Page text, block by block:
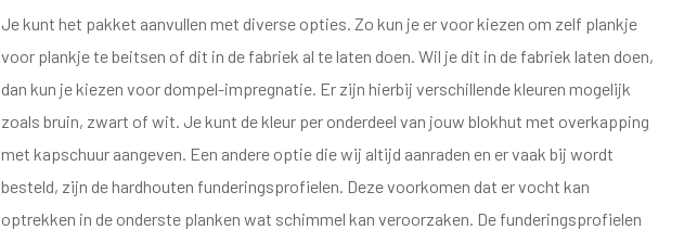
Je kunt het pakket aanvullen met diverse opties. Zo kun je er voor kiezen om zelf plankje
voor plankje te beitsen of dit in de fabriek al te laten doen. Wil je dit in de fabriek laten doen,
dan kun je kiezen voor dompel-impregnatie. Er zijn hierbij verschillende kleuren mogelijk
zoals bruin, zwart of wit. Je kunt de kleur per onderdeel van jouw blokhut met overkapping
met kapschuur aangeven. Een andere optie die wij altijd aanraden en er vaak bij wordt
besteld, zijn de hardhouten funderingsprofielen. Deze voorkomen dat er vocht kan
optrekken in de onderste planken wat schimmel kan veroorzaken. De funderingsprofielen